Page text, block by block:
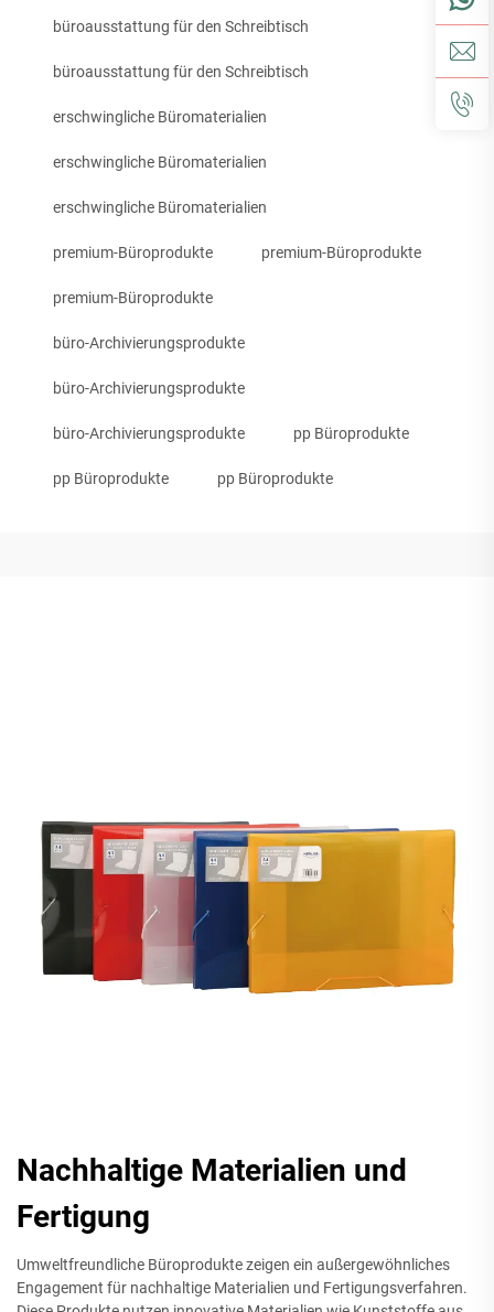
büroausstattung für den Schreibtisch
büroausstattung für den Schreibtisch
erschwingliche Büromaterialien
erschwingliche Büromaterialien
erschwingliche Büromaterialien
premium-Büroprodukte premium-Büroprodukte
premium-Büroprodukte
büro-Archivierungsprodukte
büro-Archivierungsprodukte
büro-Archivierungsprodukte pp Büroprodukte
pp Büroprodukte pp Büroprodukte
Nachhaltige Materialien und
Fertigung
Umweltfreundliche Büroprodukte zeigen ein außergewöhnliches
Engagement für nachhaltige Materialien und Fertigungsverfahren.